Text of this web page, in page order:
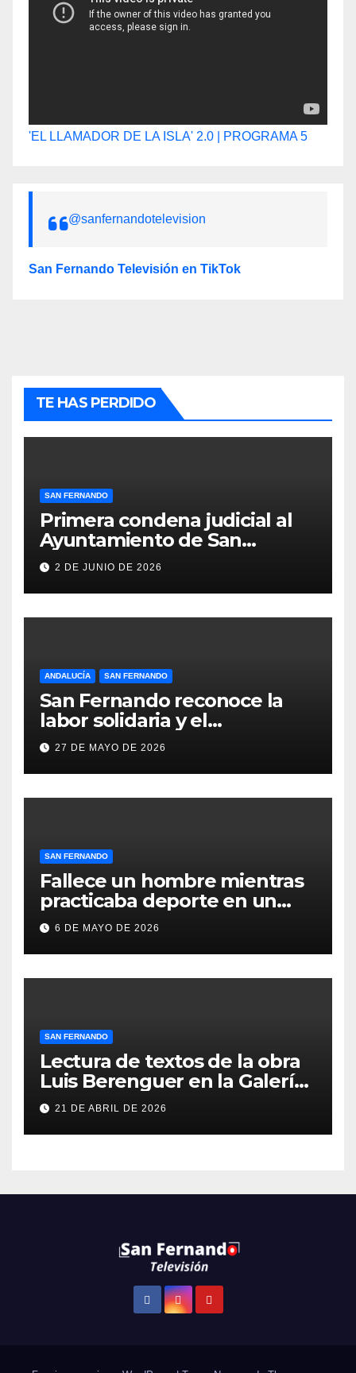
'EL LLAMADOR DE LA ISLA' 2.0 | PROGRAMA 5
@sanfernandotelevision
San Fernando Televisión en TikTok
TE HAS PERDIDO
SAN FERNANDO
Primera condena judicial al
Ayuntamiento de San
Fernando por negar
indemnizaciones a policías
locales lesionados en acto de
servicio
2 DE JUNIO DE 2026
ANDALUCÍA SAN FERNANDO
San Fernando reconoce la
labor solidaria y el
compromiso social de Juan y
Medio, ProLibertas y TDAH
San Fernando
27 DE MAYO DE 2026
SAN FERNANDO
Fallece un hombre mientras
practicaba deporte en un
gimnasio de San Fernando
6 DE MAYO DE 2026
SAN FERNANDO
Lectura de textos de la obra
Luis Berenguer en la Galería
ERA
21 DE ABRIL DE 2026